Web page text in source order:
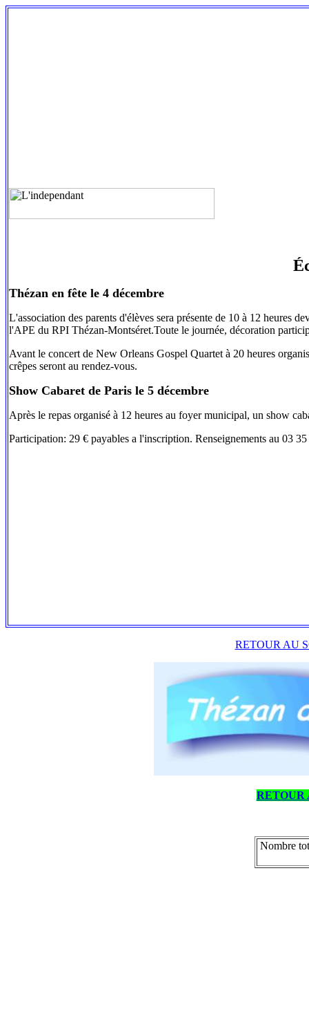
Thézan en fête le 4 décembre
L'association des parents d'élèves sera présente de 10 à 12 heures
l'APE du RPI Thézan-Montséret.Toute le journée, décoration
Avant le concert de New Orleans Gospel Quartet à 20 heures
crêpes seront au rendez-vous.
Show Cabaret de Paris le 5 décembre
Après le repas organisé à 12 heures au foyer municipal, un show
Participation: 29 € payables a l'inscription. Renseignements au 03
RETOUR AU
RETOUR
Nombre